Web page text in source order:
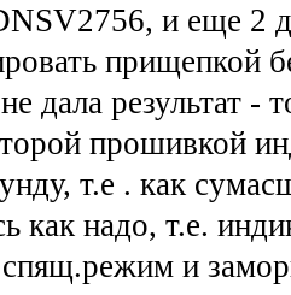
и еще 2
прищепкой
дала результат -
прошивкой
т.е . как
как надо, т.е.
и